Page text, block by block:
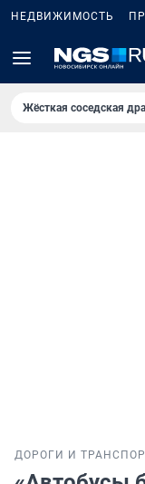
НЕДВИЖИМОСТЬ
Жёсткая соседская
ДОРОГИ И